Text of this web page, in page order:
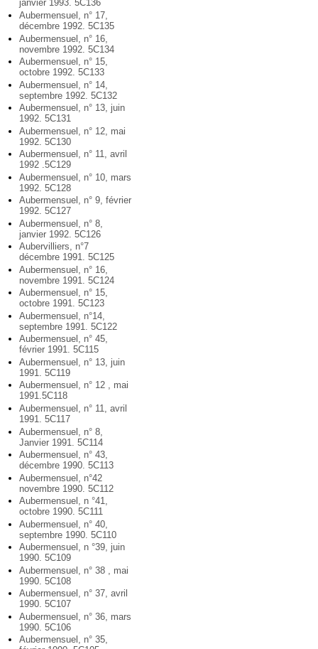
janvier 1993. 5C136
Aubermensuel, n° 17,
décembre 1992. 5C135
Aubermensuel, n° 16,
novembre 1992. 5C134
Aubermensuel, n° 15,
octobre 1992. 5C133
Aubermensuel, n° 14,
septembre 1992. 5C132
Aubermensuel, n° 13, juin
1992. 5C131
Aubermensuel, n° 12, mai
1992. 5C130
Aubermensuel, n° 11, avril
1992 .5C129
Aubermensuel, n° 10, mars
1992. 5C128
Aubermensuel, n° 9, février
1992. 5C127
Aubermensuel, n° 8,
janvier 1992. 5C126
Aubervilliers, n°7
décembre 1991. 5C125
Aubermensuel, n° 16,
novembre 1991. 5C124
Aubermensuel, n° 15,
octobre 1991. 5C123
Aubermensuel, n°14,
septembre 1991. 5C122
Aubermensuel, n° 45,
février 1991. 5C115
Aubermensuel, n° 13, juin
1991. 5C119
Aubermensuel, n° 12 , mai
1991.5C118
Aubermensuel, n° 11, avril
1991. 5C117
Aubermensuel, n° 8,
Janvier 1991. 5C114
Aubermensuel, n° 43,
décembre 1990. 5C113
Aubermensuel, n°42
novembre 1990. 5C112
Aubermensuel, n °41,
octobre 1990. 5C111
Aubermensuel, n° 40,
septembre 1990. 5C110
Aubermensuel, n °39, juin
1990. 5C109
Aubermensuel, n° 38 , mai
1990. 5C108
Aubermensuel, n° 37, avril
1990. 5C107
Aubermensuel, n° 36, mars
1990. 5C106
Aubermensuel, n° 35,